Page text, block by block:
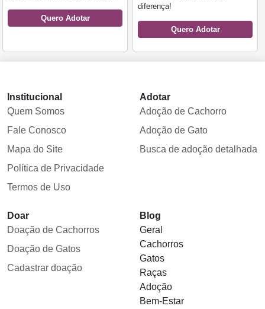
Quero Adotar
diferença!
Quero Adotar
Institucional
Quem Somos
Fale Conosco
Mapa do Site
Política de Privacidade
Termos de Uso
Adotar
Adoção de Cachorro
Adoção de Gato
Busca de adoção detalhada
Doar
Doação de Cachorros
Doação de Gatos
Cadastrar doação
Blog
Geral
Cachorros
Gatos
Raças
Adoção
Bem-Estar